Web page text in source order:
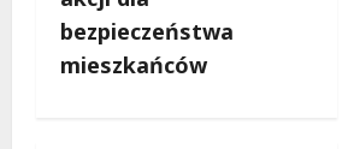
p
bezpieczeństwa
mieszkańców